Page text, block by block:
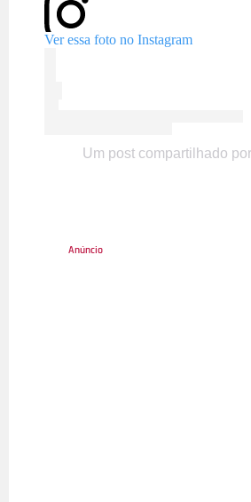
Ver essa foto no Instagram
Um post compartilhado